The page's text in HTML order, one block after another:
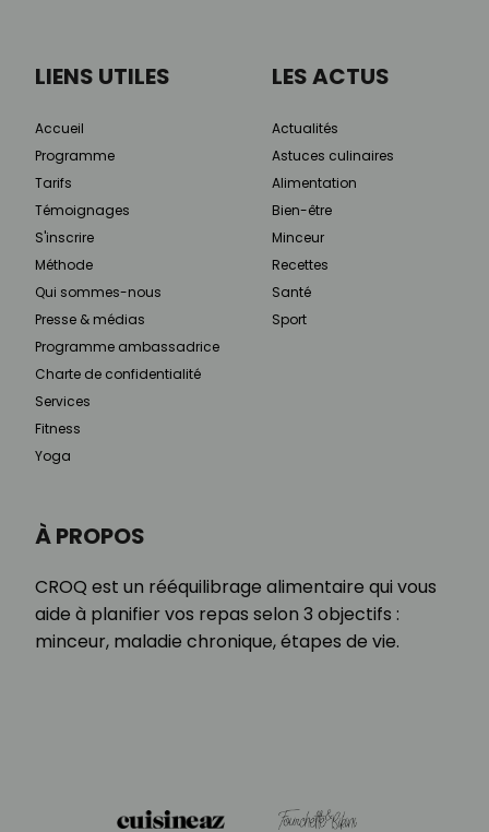
À PROPOS
CROQ est un rééquilibrage alimentaire qui vous
aide à planifier vos repas selon 3 objectifs :
minceur, maladie chronique, étapes de vie.
LIENS UTILES
Accueil
Programme
Tarifs
Témoignages
S'inscrire
Méthode
Qui sommes-nous
Presse & médias
Programme ambassadrice
Charte de confidentialité
Services
Fitness
Yoga
LES ACTUS
Actualités
Astuces culinaires
Alimentation
Bien-être
Minceur
Recettes
Santé
Sport